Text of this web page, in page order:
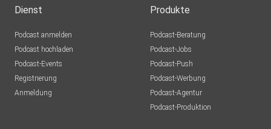
Dienst
Podcast anmelden
Podcast hochladen
Podcast-Events
Registrierung
Anmeldung
Produkte
Podcast-Beratung
Podcast-Jobs
Podcast-Push
Podcast-Werbung
Podcast-Agentur
Podcast-Produktion